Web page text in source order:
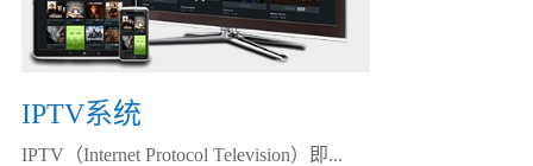
IPTV系统
IPTV（Internet Protocol Television）即...